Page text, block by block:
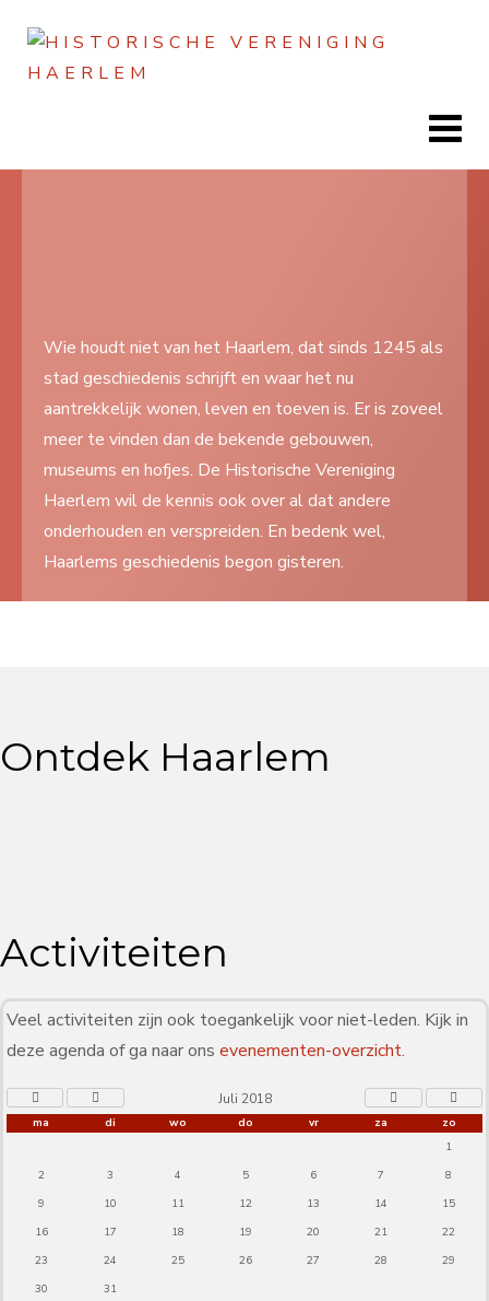
Lezen
Over ons
Search
Wie houdt niet van het Haarlem, dat sinds 1245 als
stad geschiedenis schrijft en waar het nu
aantrekkelijk wonen, leven en toeven is. Er is zoveel
meer te vinden dan de bekende gebouwen,
museums en hofjes. De Historische Vereniging
Haerlem wil de kennis ook over al dat andere
onderhouden en verspreiden. En bedenk wel,
Haarlems geschiedenis begon gisteren.
Ontdek Haarlem
Activiteiten
Veel activiteiten zijn ook toegankelijk voor niet-leden. Kijk in
deze agenda of ga naar ons evenementen-overzicht.
Juli 2018
ma di wo do vr za
zo
1
2
3 4 5 6 7
8
9
10 11 12 13 14
15
16
17 18 19 20 21
22
23
24 25 26 27 28
29
30
31